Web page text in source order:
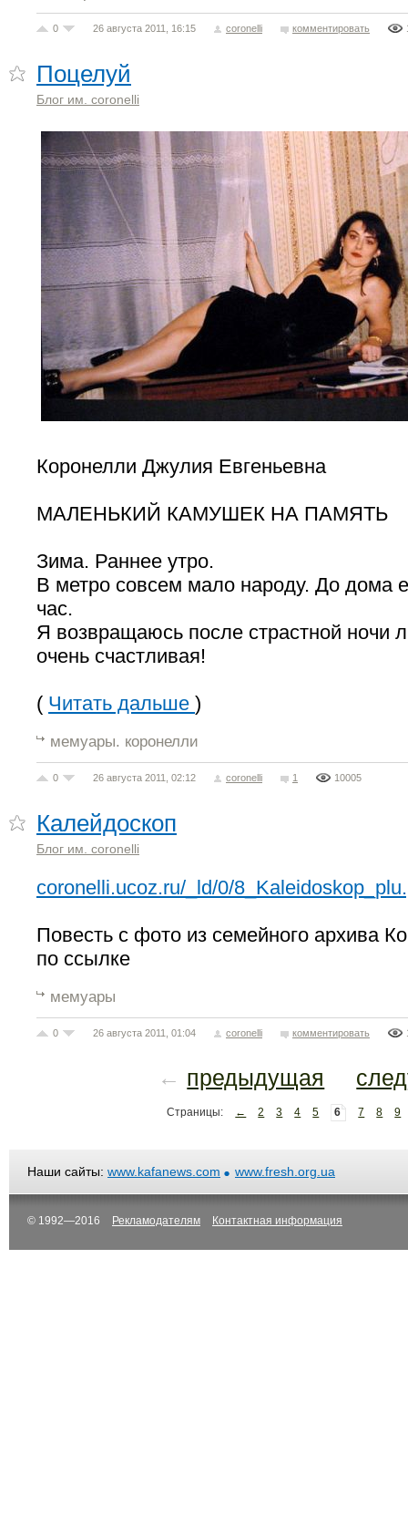
0 26 августа 2011, 16:15 coronelli комментировать
Поцелуй
Блог им. coronelli
Коронелли Джулия Евгеньевна
МАЛЕНЬКИЙ КАМУШЕК НА ПАМЯТЬ
Зима. Раннее утро.
В метро совсем мало народу. До дома
час.
Я возвращаюсь после страстной ночи
очень счастливая!
( Читать дальше )
мемуары. коронелли
0 26 августа 2011, 02:12 coronelli 1 10005
Калейдоскоп
Блог им. coronelli
coronelli.ucoz.ru/_ld/0/
Повесть с фото из семейного архива
по ссылке
мемуары
0 26 августа 2011, 01:04 coronelli комментировать
← предыдущая
Страницы: ← 2 3 4 5 6 7 8 9
Наши сайты: www.kafanews.com www.fresh.org.ua
© 1992—2016 Рекламодателям Контактная информация